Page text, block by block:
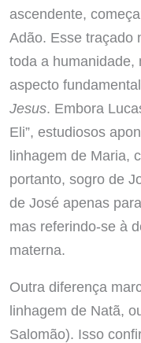
ascendente,
Adão. Esse traçado
toda a humanidade,
aspecto
Jesus. Embora
Eli”, estudiosos
linhagem de Maria,
portanto, sogro de
de José apenas
mas referindo-se à
materna.
Outra diferença
linhagem de Natã,
Salomão). Isso